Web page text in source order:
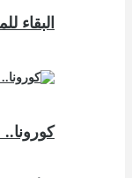
البقاء
كورونا..